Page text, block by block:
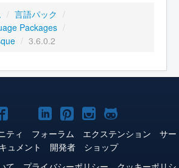
/ 言語パック /
Packages /
/ 3.6.0.2
Joomla!
Facebook
Joomla!
YouTube
Joomla!
LinkedIn
Joomla!
Pinterest
Joomla!
Instagram
Joomla!
GitHub
ティ フォーラム エクステンション
サー
ュメント 開発者
ショップ